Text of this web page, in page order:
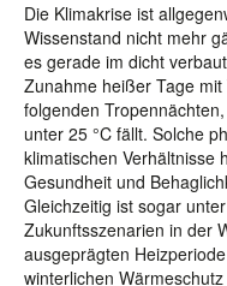
Die Klimakrise ist
Wissenstand nicht mehr
es gerade im dicht
Zunahme heißer Tage
folgenden
unter 25 °C fällt. Solche
klimatischen Verhältnisse
Gesundheit und
Gleichzeitig ist sogar
Zukunftsszenarien in der
ausgeprägten
winterlichen